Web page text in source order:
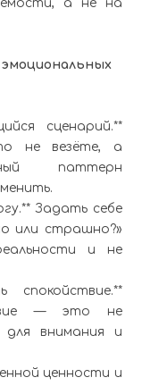
а не на
сценарий.**
не везёте, а
паттерн
Задать себе
или страшно?»
и не
— это не
внимания и
ценности и